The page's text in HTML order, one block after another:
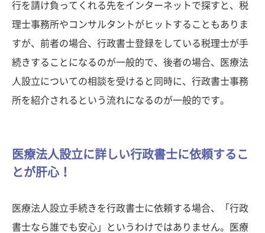
行を請け負ってくれる先をインターネットで探すと、税
理士事務所やコンサルタントがヒットすることもありま
すが、前者の場合、行政書士登録をしている税理士が手
続きすることになるのが一般的で、後者の場合、医療法
人設立についての相談を受けると同時に、行政書士事務
所を紹介されるという流れになるのが一般的です。
医療法人設立に詳しい行政書士に依頼するこ
とが肝心！
医療法人設立手続きを行政書士に依頼する場合、「行政
書士なら誰でも安心」というわけではありません。医療